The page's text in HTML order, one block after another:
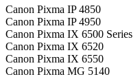
Canon Pixma IP 4850
Canon Pixma IP 4950
Canon Pixma IX 6500 Series
Canon Pixma IX 6520
Canon Pixma IX 6550
Canon Pixma MG 5140